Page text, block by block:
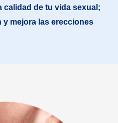
calidad de tu vida sexual;
y mejora las erecciones